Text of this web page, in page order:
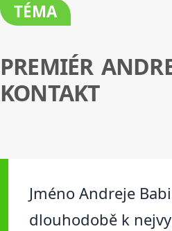
TÉMA
PREMIÉR
KONTAKT
Jméno Andreje
dlouhodobě k